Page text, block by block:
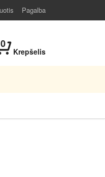
Pagalba
0
Krepšelis